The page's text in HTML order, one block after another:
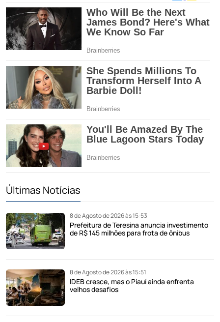
Últimas Notícias
8 de Agosto de 2026 às 15:53
Prefeitura de Teresina anuncia investimento
de R$ 145 milhões para frota de ônibus
8 de Agosto de 2026 às 15:51
IDEB cresce, mas o Piauí ainda enfrenta
velhos desafios